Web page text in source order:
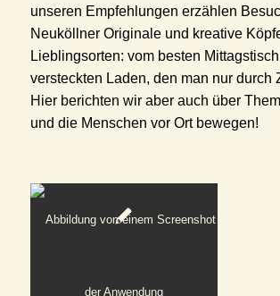
unseren Empfehlungen erzählen
Neuköllner Originale und kreative
Lieblingsorten: vom besten
versteckten Laden, den man nur durch
Hier berichten wir aber auch über
und die Menschen vor Ort bewegen!